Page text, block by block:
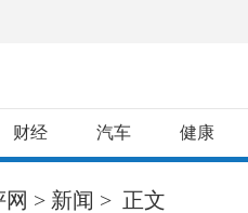
财经 汽车 健康
> 新闻 > 正文